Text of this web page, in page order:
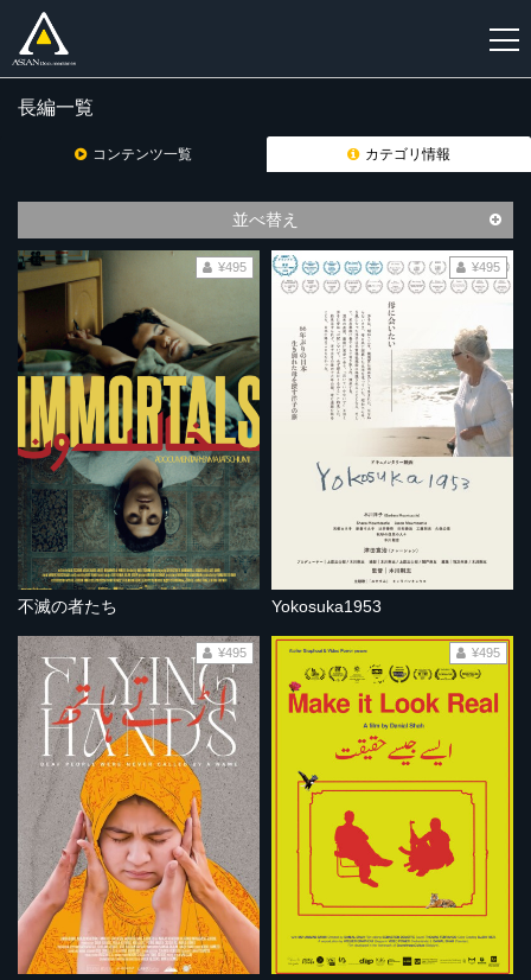
登
長編一覧
コンテンツ一覧 カテゴリ情報
並べ替え
不滅の者たち
¥495
Yokosuka1953
¥495
¥495 ¥495